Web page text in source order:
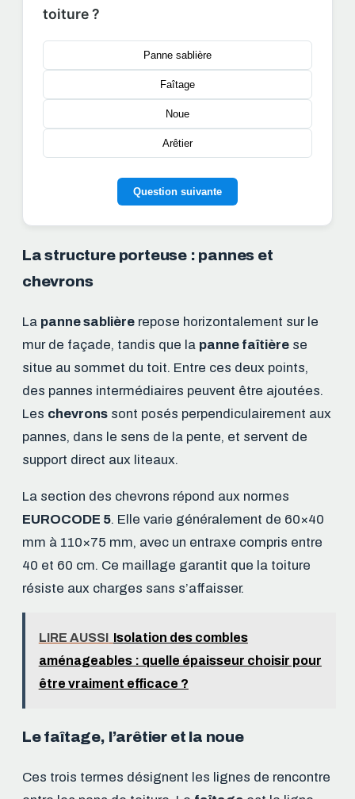
toiture ?
Panne sablière
Faîtage
Noue
Arêtier
Question suivante
La structure porteuse : pannes et
chevrons
La panne sablière repose horizontalement sur le
mur de façade, tandis que la panne faîtière se
situe au sommet du toit. Entre ces deux points,
des pannes intermédiaires peuvent être ajoutées.
Les chevrons sont posés perpendiculairement aux
pannes, dans le sens de la pente, et servent de
support direct aux liteaux.
La section des chevrons répond aux normes
EUROCODE 5. Elle varie généralement de 60×40
mm à 110×75 mm, avec un entraxe compris entre
40 et 60 cm. Ce maillage garantit que la toiture
résiste aux charges sans s’affaisser.
LIRE AUSSI Isolation des combles
aménageables : quelle épaisseur choisir pour
être vraiment efficace ?
Le faîtage, l’arêtier et la noue
Ces trois termes désignent les lignes de rencontre